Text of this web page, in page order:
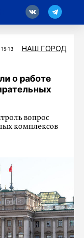
НАШ ГОРОД
о работе
вопрос
комплексов